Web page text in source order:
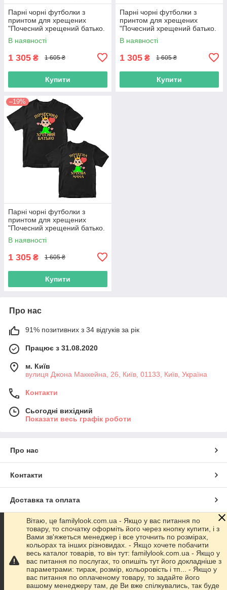
Парні чорні футболки з
принтом для хрещених
"Почесний хрещений батько.
Почесна хрещена мама"
Push IT
В наявності
1 305 ₴ 1 605 ₴
Купити
Парні чорні футболки з
принтом для хрещених
"Почесний хрещений батько.
Почесна хрещена мама"
Push IT
В наявності
1 305 ₴ 1 605 ₴
Купити
–19%
Парні чорні футболки з
принтом для хрещених
"Почесний хрещений батько.
Почесна хрещена мама"
Push IT
В наявності
1 305 ₴ 1 605 ₴
Купити
Про нас
91% позитивних з 34 відгуків за рік
Працює з 31.08.2020
м. Київ
вулиця Джона Маккейна, 26, Київ, 01133, Київ, Україна
Контакти
Сьогодні вихідний
Показати весь графік роботи
Про нас
Контакти
Доставка та оплата
Графік роботи
Повна версія сайту
Сайт створено на маркетплейсі Prom.ua
Вітаю, це familylook.com.ua - Якщо у вас питання по
товару, то спочатку оформіть його через кнопку купити, і з
Вами зв'яжеться менеджер і все уточнить по розмірах,
кольорах та інших різновидах. - Якщо хочете побачити
весь каталог товарів, то він тут: familylook.com.ua - Якщо у
вас питання по послугах, то опишіть тут його докладніше з
параметрами: тираж, розмір, кольоровість і тп... - Якщо у
вас питання по оплаченому товару, то задайте його
вашому менеджеру там, де Ви вже спілкувались, так буде